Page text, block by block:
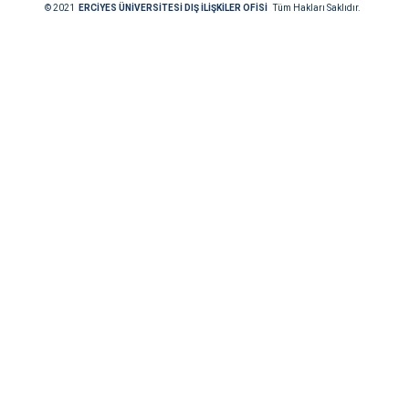
© 2021
ERCİYES ÜNİVERSİTESİ DIŞ İLİŞKİLER OFİSİ Tüm Hakları Saklıdır.